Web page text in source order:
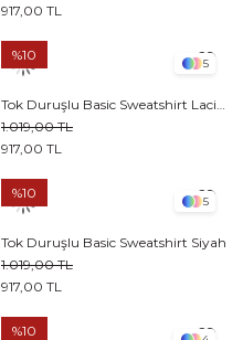
917,00 TL
5
917,00 TL
1.019,00 TL
%10
5
Tok Duruşlu Basic Sweatshirt Siyah
917,00 TL
1.019,00 TL
%10
%10